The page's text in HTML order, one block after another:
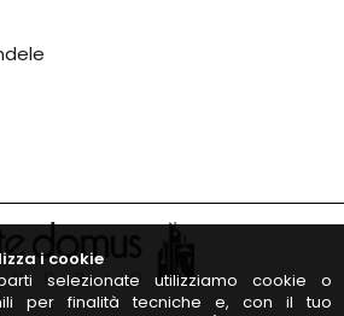
i cookie
selezionate utilizziamo cookie o
per finalità tecniche e, con il tuo